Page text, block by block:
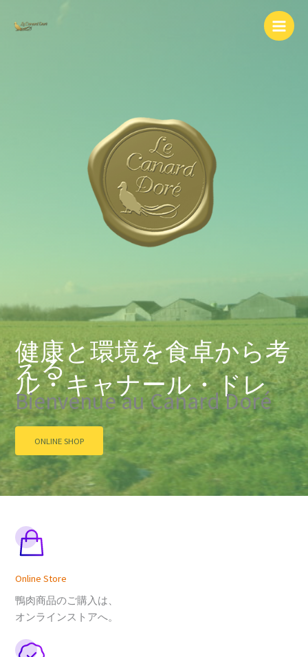
健康と環境を食卓から考
える
ル・キャナール・ドレ
Bienvenue au Canard Doré
ONLINE SHOP
Online Store
鴨肉商品のご購入は、
オンラインストアへ。